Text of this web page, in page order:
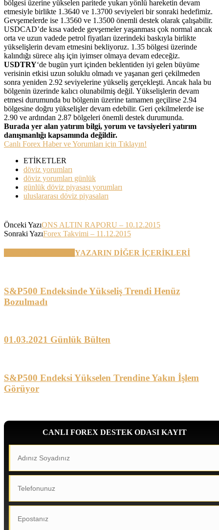
bölgesi üzerine yükselen paritede yukarı yönlü hareketin devam
etmesiyle birlikte 1.3640 ve 1.3700 seviyeleri bir sonraki hedefimiz.
Gevşemelerde ise 1.3560 ve 1.3500 önemli destek olarak çalışabilir.
USDCAD’de kısa vadede gevşemeler yaşanması çok normal ancak
orta ve uzun vadede petrol fiyatları üzerindeki baskıyla birlikte
yükselişlerin devam etmesini bekliyoruz. 1.35 bölgesi üzerinde
kalındığı sürece alış için iyimser olmaya devam edeceğiz.
USDTRY‘de bugün yurt içinden beklentiden iyi gelen büyüme
verisinin etkisi uzun soluklu olmadı ve yaşanan geri çekilmeden
sonra yeniden 2.92 seviyelerine yükseliş gerçekleşti. Ancak hala bu
bölgenin üzerinde kalıcı olunabilmiş değil. Yükselişlerin devam
etmesi durumunda bu bölgenin üzerine tamamen geçilirse 2.94
bölgesine doğru yükselişler devam edebilir. Geri çekilmelerde ise
2.90 ve ardından 2.87 bölgeleri önemli destek durumunda.
Burada yer alan yatırım bilgi, yorum ve tavsiyeleri yatırım
danışmanlığı kapsamında değildir.
Canlı Forex Haber ve Yorumları için Tıklayın!
ETİKETLER
döviz yorumları
döviz yorumları günlük
günlük döviz piyasası yorumları
uluslararası döviz piyasaları
Önceki YazıONS ALTIN RAPORU – 10.12.2015
Sonraki YazıForex Takvimi – 11.12.2015
YAZARIN DİĞER İÇERİKLERİ
S&P500 Endeksinde Yükseliş Trendi Henüz
Bozulmadı
01.03.2021 Günlük Bülten
S&P500 Endeksi Yükselen Trendine Yakın İşlem
Görüyor
CANLI FOREX DESTEK ODASI KAYIT